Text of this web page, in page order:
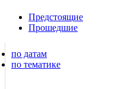
Предстоящие
Прошедшие
по датам
по тематике